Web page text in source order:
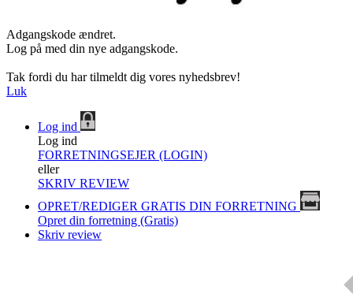
Adgangskode ændret.
Log på med din nye adgangskode.
Tak fordi du har tilmeldt dig vores nyhedsbrev!
Luk
Log ind
Log ind
FORRETNINGSEJER (LOGIN)
eller
SKRIV REVIEW
OPRET/REDIGER GRATIS DIN FORRETNING
Opret din forretning (Gratis)
Skriv review